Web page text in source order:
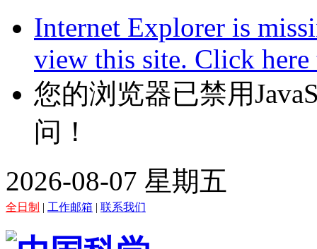
Internet Explorer is
view this site. Click
您的浏览器已禁用
问！
2026-08-07 星期五
全日制 | 工作邮箱 | 联系我们